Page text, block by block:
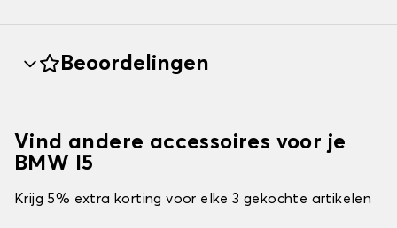
Beoordelingen
Vind andere accessoires voor je
BMW I5
Krijg 5% extra korting voor elke 3 gekochte artikelen